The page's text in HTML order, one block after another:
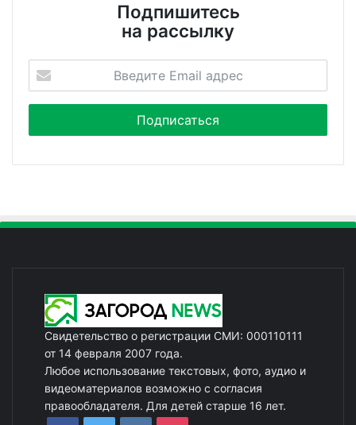
Подпишитесь
на рассылку
Свидетельство о регистрации СМИ: 000110111
от 14 февраля 2007 года.
Любое использование текстовых, фото, аудио и
видеоматериалов возможно с согласия
правообладателя. Для детей старше 16 лет.